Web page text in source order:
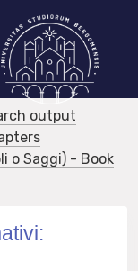
output
o Saggi) - Book